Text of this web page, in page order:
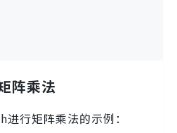
阵乘法
行矩阵乘法的示例：